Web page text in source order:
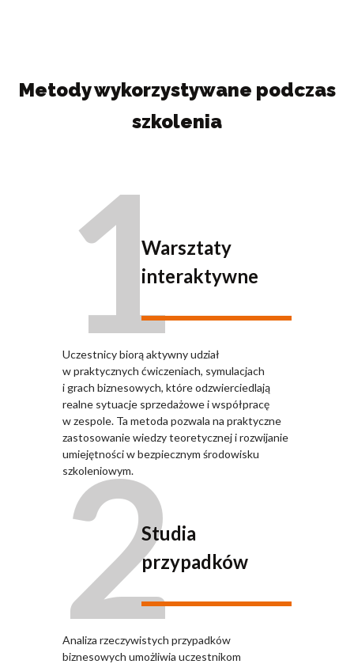
Metody wykorzystywane podczas
szkolenia
1Warsztaty
interaktywne
Uczestnicy biorą aktywny udział
w praktycznych ćwiczeniach, symulacjach
i grach biznesowych, które odzwierciedlają
realne sytuacje sprzedażowe i współpracę
w zespole. Ta metoda pozwala na praktyczne
zastosowanie wiedzy teoretycznej i rozwijanie
umiejętności w bezpiecznym środowisku
szkoleniowym.
2
Studia
przypadków
Analiza rzeczywistych przypadków
biznesowych umożliwia uczestnikom